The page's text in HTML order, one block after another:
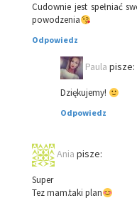
Cudownie jest spełniać
powodzenia
Odpowiedz
Paula pisze:
Dziękujemy!
Odpowiedz
Ania pisze:
Super
Tez mam.taki plan